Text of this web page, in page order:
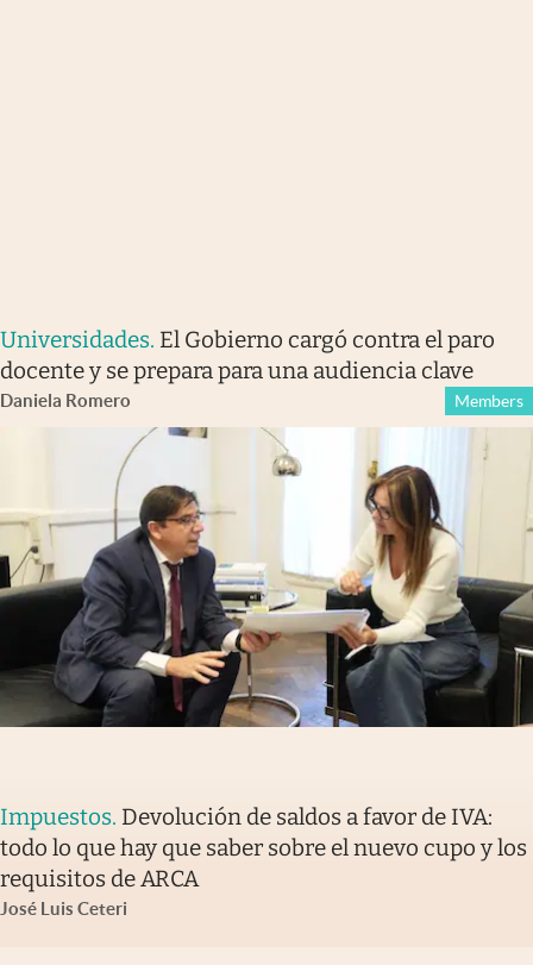
Universidades. El Gobierno cargó contra el paro
docente y se prepara para una audiencia clave
Daniela Romero Members
Impuestos. Devolución de saldos a favor de IVA:
todo lo que hay que saber sobre el nuevo cupo y los
requisitos de ARCA
José Luis Ceteri